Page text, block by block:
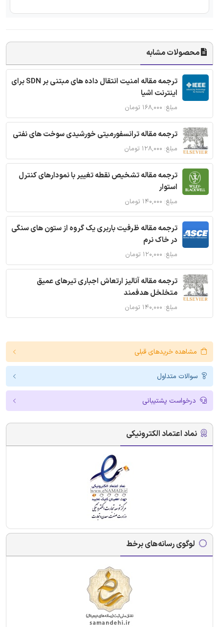
محصولات مشابه
ترجمه مقاله امنیت انتقال داده های مبتنی بر SDN برای
اینترنت اشیا
مبلغ: ۱۶۸,۰۰۰ تومان
ترجمه مقاله ترانسفورمیتی خورشیدی سوخت های نفتی
مبلغ: ۱۲۸,۰۰۰ تومان
ترجمه مقاله تشخیص نقطه تغییر با نمودارهای کنترل
استوار
مبلغ: ۱۴۰,۰۰۰ تومان
ترجمه مقاله ظرفیت باربری یک گروه از ستون های سنگی
در خاک نرم
مبلغ: ۱۲۰,۰۰۰ تومان
ترجمه مقاله آنالیز ارتعاش اجباری تیرهای عمیق
متخلخل هدفمند
مبلغ: ۱۴۰,۰۰۰ تومان
مشاهده خریدهای قبلی
سوالات متداول
درخواست پشتیبانی
نماد اعتماد الکترونیکی
لوگوی رسانه‌های برخط